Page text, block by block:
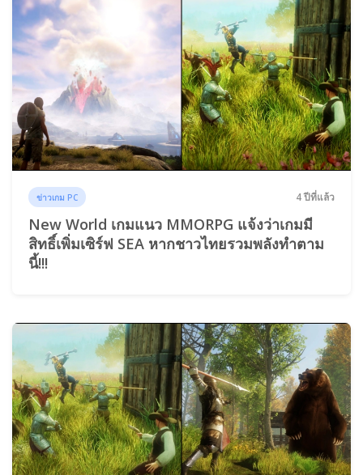
ข่าวเกม PC 4 ปีที่แล้ว
New World เกมแนว MMORPG แจ้งว่าเกมมี
สิทธิ์เพิ่มเซิร์ฟ SEA หากชาวไทยรวมพลังทำตาม
นี้!!!